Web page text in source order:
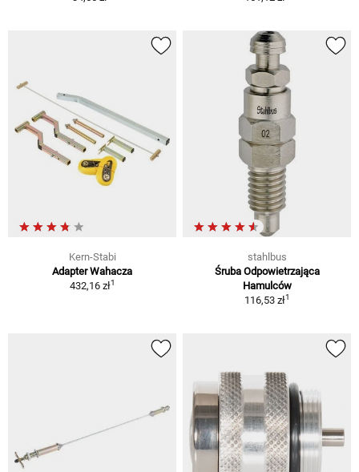
Kern-Stabi
Adapter Wahacza
432,16 zł1
stahlbus
Śruba Odpowietrzająca
Hamulców
116,53 zł1